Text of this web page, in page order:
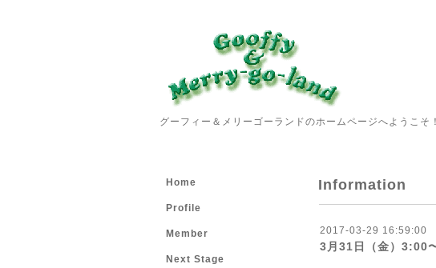
グーフィー＆メリーゴーランドのホームページへようこそ！
Information
2017-03-29 16:59:00
3月31日（金）3:00
Home
Profile
Member
Next Stage